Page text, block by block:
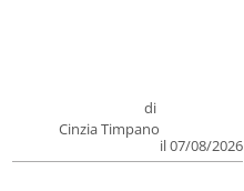
di
Cinzia Timpano
il 07/08/2026